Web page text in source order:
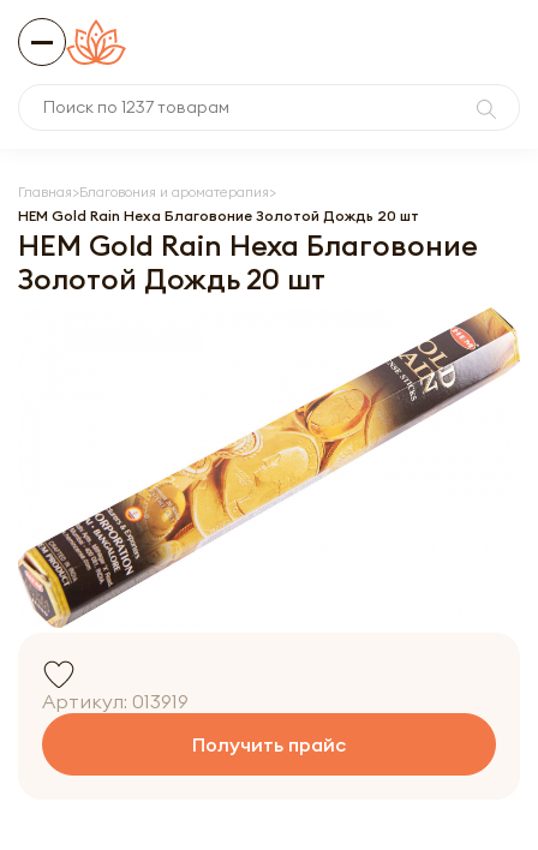
Главная Благовония и ароматерапия
HEM Gold Rain Hexa Благовоние Золотой Дождь 20 шт
HEM Gold Rain Hexa Благовоние
Золотой Дождь 20 шт
Артикул: 013919
Получить прайс